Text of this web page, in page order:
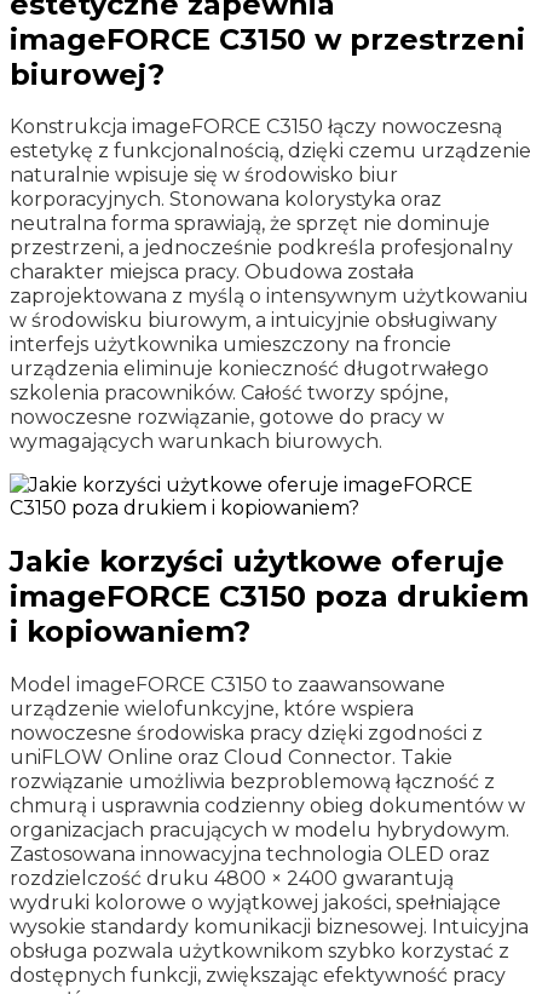
imageFORCE C3150 w przestrzeni
biurowej?
Konstrukcja imageFORCE C3150 łączy nowoczesną
estetykę z funkcjonalnością, dzięki czemu urządzenie
naturalnie wpisuje się w środowisko biur
korporacyjnych. Stonowana kolorystyka oraz
neutralna forma sprawiają, że sprzęt nie dominuje
przestrzeni, a jednocześnie podkreśla profesjonalny
charakter miejsca pracy. Obudowa została
zaprojektowana z myślą o intensywnym użytkowaniu
w środowisku biurowym, a intuicyjnie obsługiwany
interfejs użytkownika umieszczony na froncie
urządzenia eliminuje konieczność długotrwałego
szkolenia pracowników. Całość tworzy spójne,
nowoczesne rozwiązanie, gotowe do pracy w
wymagających warunkach biurowych.
Jakie korzyści użytkowe oferuje
imageFORCE C3150 poza drukiem
i kopiowaniem?
Model imageFORCE C3150 to zaawansowane
urządzenie wielofunkcyjne, które wspiera
nowoczesne środowiska pracy dzięki zgodności z
uniFLOW Online oraz Cloud Connector. Takie
rozwiązanie umożliwia bezproblemową łączność z
chmurą i usprawnia codzienny obieg dokumentów w
organizacjach pracujących w modelu hybrydowym.
Zastosowana innowacyjna technologia OLED oraz
rozdzielczość druku 4800 × 2400 gwarantują
wydruki kolorowe o wyjątkowej jakości, spełniające
wysokie standardy komunikacji biznesowej. Intuicyjna
obsługa pozwala użytkownikom szybko korzystać z
dostępnych funkcji, zwiększając efektywność pracy